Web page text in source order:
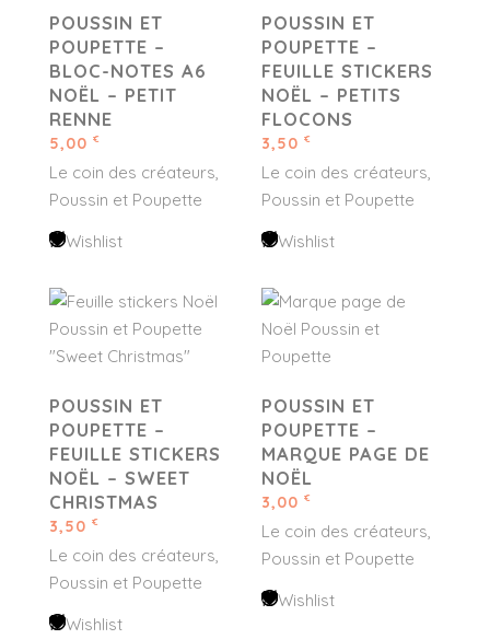
POUSSIN ET
POUPETTE –
BLOC-NOTES A6
NOËL – PETIT
RENNE
5,00 €
Le coin des créateurs
Poussin et Poupette
Wishlist
POUSSIN ET
POUPETTE –
FEUILLE STICKERS
NOËL – PETITS
FLOCONS
3,50 €
Le coin des créateurs
Poussin et Poupette
Wishlist
POUSSIN ET
POUPETTE –
FEUILLE STICKERS
NOËL – SWEET
CHRISTMAS
3,50 €
Le coin des créateurs
Poussin et Poupette
Wishlist
POUSSIN ET
POUPETTE –
MARQUE PAGE DE
NOËL
3,00 €
Le coin des créateurs
Poussin et Poupette
Wishlist